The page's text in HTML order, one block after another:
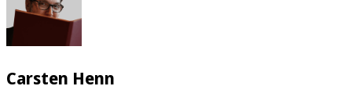
Carsten Henn